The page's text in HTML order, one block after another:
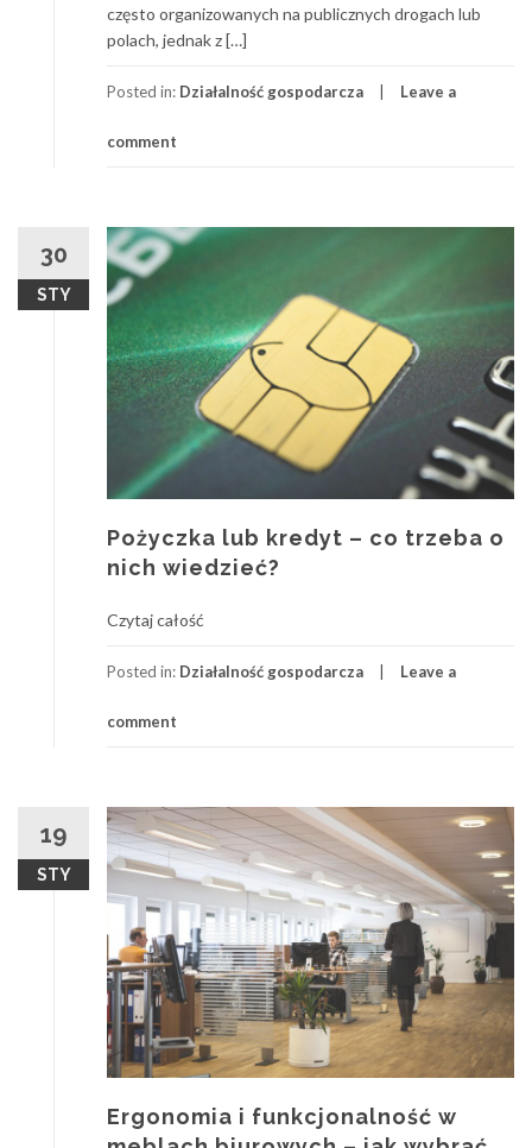
często organizowanych na publicznych drogach lub
polach, jednak z […]
Posted in: Działalność gospodarcza Leave a
comment
30
STY
Pożyczka lub kredyt – co trzeba o
nich wiedzieć?
Czytaj całość
Posted in: Działalność gospodarcza Leave a
comment
19
STY
Ergonomia i funkcjonalność w